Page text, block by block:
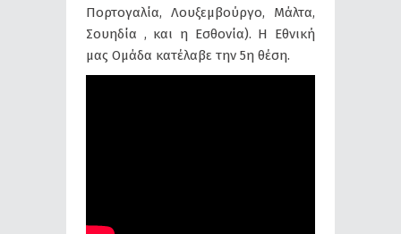
Πορτογαλία, Λουξεμβούργο, Μάλτα,
Σουηδία , και η Εσθονία). Η Εθνική
μας Ομάδα κατέλαβε την 5η θέση.